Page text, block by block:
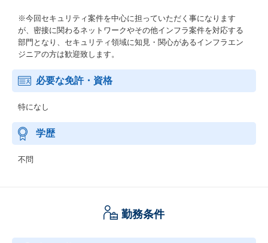
※今回セキュリティ案件を中心に担っていただく事になります
が、密接に関わるネットワークやその他インフラ案件を対応する
部門となり、セキュリティ領域に知見・関心があるインフラエン
ジニアの方は歓迎致します。
必要な免許・資格
特になし
学歴
不問
勤務条件